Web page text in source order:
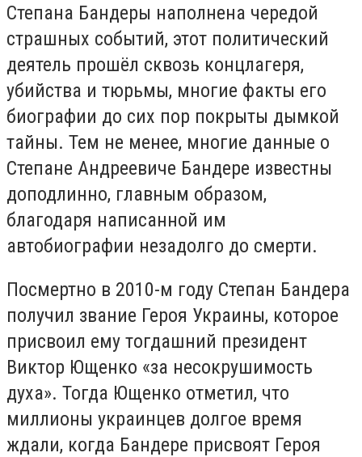
Степана Бандеры наполнена чередой
страшных событий, этот политический
деятель прошёл сквозь концлагеря,
убийства и тюрьмы, многие факты его
биографии до сих пор покрыты дымкой
тайны. Тем не менее, многие данные о
Степане Андреевиче Бандере известны
доподлинно, главным образом,
благодаря написанной им
автобиографии незадолго до смерти.
Посмертно в 2010-м году Степан Бандера
получил звание Героя Украины, которое
присвоил ему тогдашний президент
Виктор Ющенко «за несокрушимость
духа». Тогда Ющенко отметил, что
миллионы украинцев долгое время
ждали, когда Бандере присвоят Героя